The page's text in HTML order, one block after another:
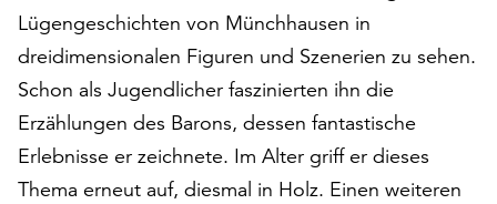
am
Ende
der
Seite
die
Schaltfläche
„Cookie-
Lügengeschichten von Münchhausen in
dreidimensionalen Figuren und Szenerien zu sehen.
Schon als Jugendlicher faszinierten ihn die
Erzählungen des Barons, dessen fantastische
Erlebnisse er zeichnete. Im Alter griff er dieses
Thema erneut auf, diesmal in Holz. Einen weiteren